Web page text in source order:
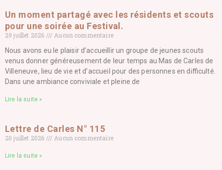
Un moment partagé avec les résidents et scouts
pour une soirée au Festival.
29 juillet 2026
Aucun commentaire
Nous avons eu le plaisir d’accueillir un groupe de jeunes scouts
venus donner généreusement de leur temps au Mas de Carles de
Villeneuve, lieu de vie et d’accueil pour des personnes en difficulté.
Dans une ambiance conviviale et pleine de
Lire la suite »
Lettre de Carles N° 115
20 juillet 2026 Aucun commentaire
Lire la suite »